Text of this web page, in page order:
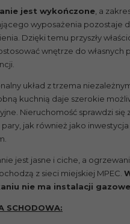
jest wykończone , a
wyposażenia pozostaje
Dzięki temu przyszły
wnętrze do własnych
układ z trzema
kuchnią daje szerokie
Nieruchomość sprawdzi się
pary, jak również jako
jest jasne i ciche, a
z sieci miejskiej MPEC.
nie ma instalacji
SCHODOWA: